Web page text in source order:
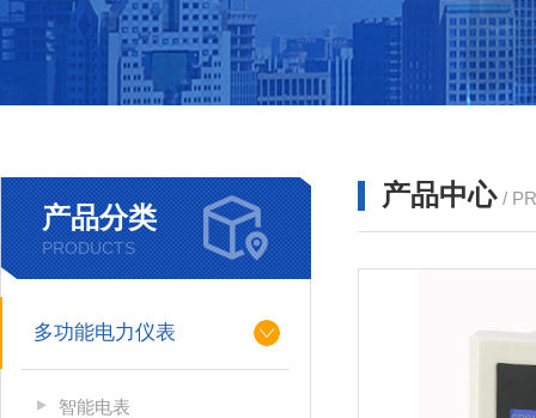
产品分类
PRODUCTS
多功能电力仪表
智能电表
产品中心 /